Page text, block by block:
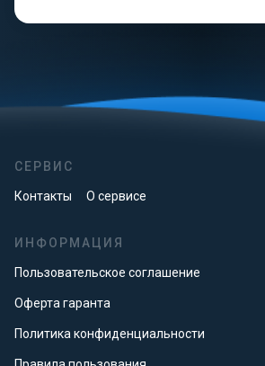
СЕРВИС
Контакты О сервисе
ИНФОРМАЦИЯ
Пользовательское соглашение
Оферта гаранта
Политика конфиденциальности